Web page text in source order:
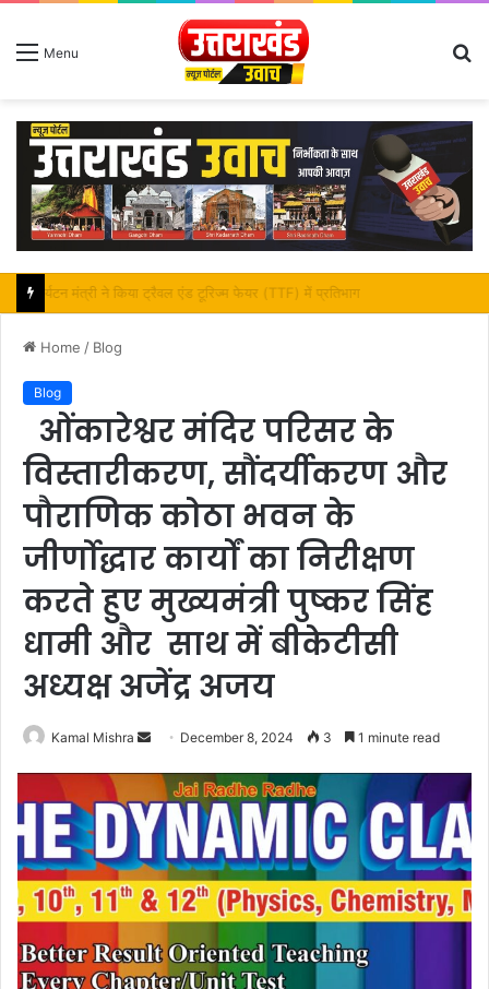
Menu
महापौर शंभू पासवान के जन्मदिवस पर क्षेत्र में विकास की सौगात
Home / Blog
Blog
ओंकारेश्वर मंदिर परिसर के
विस्तारीकरण, सौंदर्यीकरण और
पौराणिक कोठा भवन के
जीर्णोद्धार कार्यों का निरीक्षण
करते हुए मुख्यमंत्री पुष्कर सिंह
धामी और साथ में बीकेटीसी
अध्यक्ष अजेंद्र अजय
Kamal Mishra
Send
email
December 8, 2024 3 1 minute read